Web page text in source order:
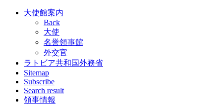
大使館案内
Back
大使
名誉領事館
外交官
ラトビア共和国外務省
Sitemap
Subscribe
Search result
領事情報